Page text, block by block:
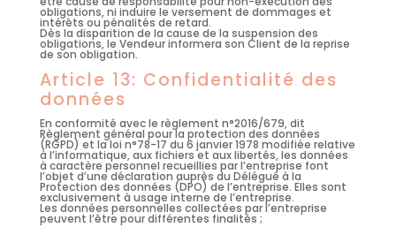
obligations, ni induire le versement de dommages et
intérêts ou pénalités de retard.
Dès la disparition de la cause de la suspension des
obligations, le Vendeur informera son Client de la reprise
de son obligation.
Article 13: Confidentialité des
données
En conformité avec le règlement n°2016/679, dit
Règlement général pour la protection des données
(RGPD) et la loi n°78-17 du 6 janvier 1978 modifiée relative
à l’informatique, aux fichiers et aux libertés, les données
à caractère personnel recueillies par l’entreprise font
l’objet d’une déclaration auprès du Délégué à la
Protection des données (DPO) de l’entreprise. Elles sont
exclusivement à usage interne de l’entreprise.
Les données personnelles collectées par l’entreprise
peuvent l’être pour différentes finalités ;